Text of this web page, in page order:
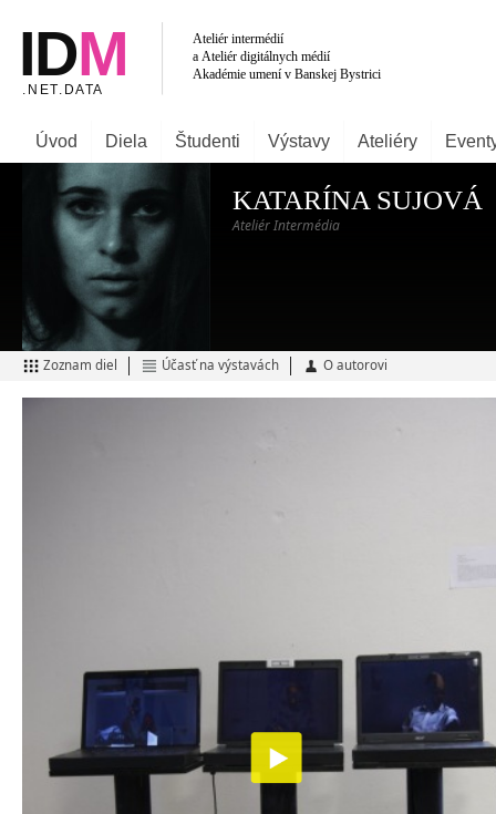
Úvod Diela Študenti Výstavy Ateliéry
KATARÍNA SUJOVÁ
Ateliér Intermédia
Zoznam diel Účasť na výstavách O autorovi